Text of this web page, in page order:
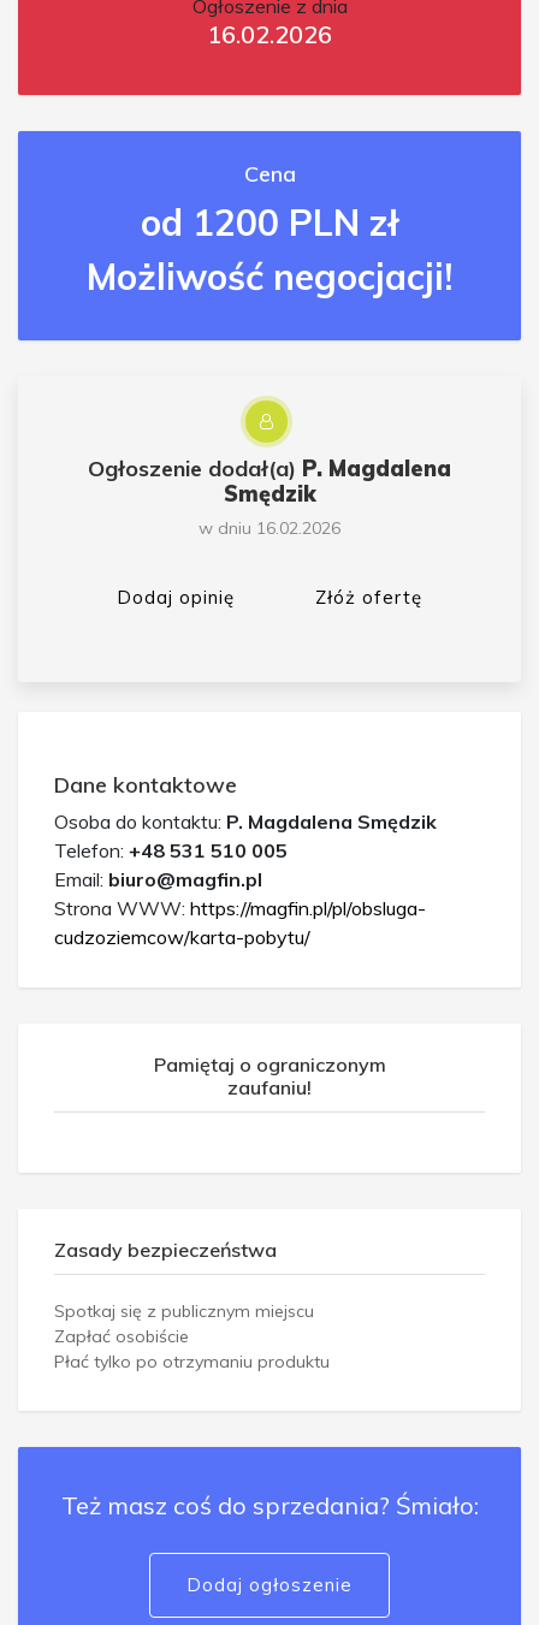
Ogłoszenie z dnia
16.02.2026
Cena
od 1200 PLN zł
Możliwość negocjacji!
Ogłoszenie dodał(a) P. Magdalena
Smędzik
w dniu 16.02.2026
Dodaj opinię Złóż ofertę
Dane kontaktowe
Osoba do kontaktu: P. Magdalena Smędzik
Telefon: +48 531 510 005
Email: biuro@magfin.pl
Strona WWW: https://magfin.pl/pl/obsluga-
cudzoziemcow/karta-pobytu/
Pamiętaj o ograniczonym
zaufaniu!
Zasady bezpieczeństwa
Spotkaj się z publicznym miejscu
Zapłać osobiście
Płać tylko po otrzymaniu produktu
Też masz coś do sprzedania? Śmiało:
Dodaj ogłoszenie